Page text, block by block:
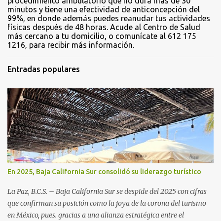
minutos y tiene una efectividad de anticoncepción del
99%, en donde además puedes reanudar tus actividades
físicas después de 48 horas. Acude al Centro de Salud
más cercano a tu domicilio, o comunícate al 612 175
1216, para recibir más información.
Entradas populares
En 2025, Baja California Sur consolidó su liderazgo turístico
La Paz, B.C.S. – Baja California Sur se despide del 2025 con cifras
que confirman su posición como la joya de la corona del turismo
en México, pues. gracias a una alianza estratégica entre el